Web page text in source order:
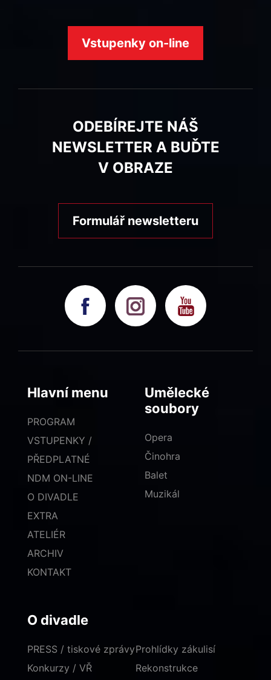
Vstupenky on-line
ODEBÍREJTE NÁŠ
NEWSLETTER A BUĎTE
V OBRAZE
Formulář newsletteru
Hlavní menu
PROGRAM
VSTUPENKY /
PŘEDPLATNÉ
NDM ON-LINE
O DIVADLE
EXTRA
ATELIÉR
ARCHIV
KONTAKT
Umělecké
soubory
Opera
Činohra
Balet
Muzikál
O divadle
PRESS / tiskové zprávy
Konkurzy / VŘ
Prohlídky zákulisí
Rekonstrukce